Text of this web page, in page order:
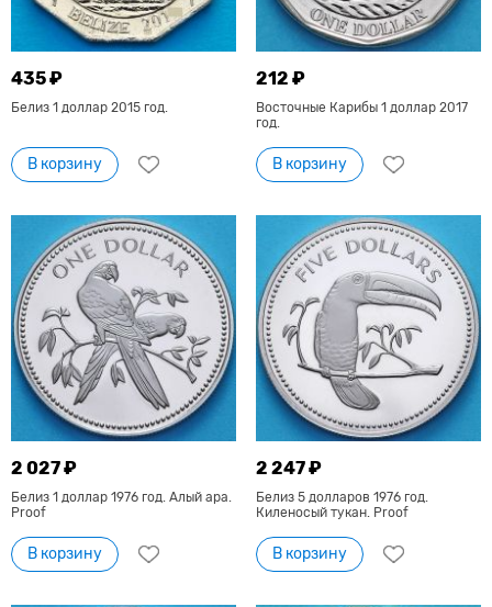
435 ₽
Белиз 1 доллар 2015 год.
В корзину
212 ₽
Восточные Карибы 1 доллар 2017
год.
В корзину
2 027 ₽
Белиз 1 доллар 1976 год. Алый ара.
Proof
В корзину
2 247 ₽
Белиз 5 долларов 1976 год.
Киленосый тукан. Proof
В корзину